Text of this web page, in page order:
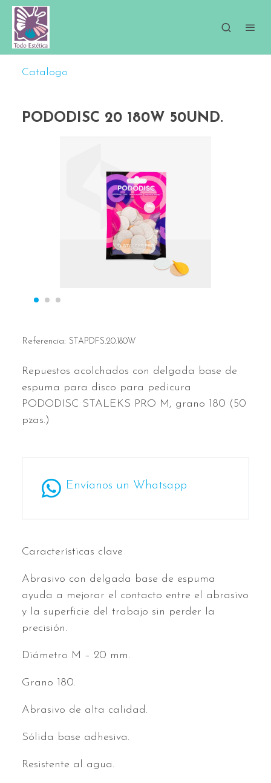
Catalogo
PODODISC 20 180W 50UND.
Referencia: STAPDFS.20.180W
Repuestos acolchados con delgada base de
espuma para disco para pedicura
PODODISC STALEKS PRO M, grano 180 (50
pzas.)
Envíanos un Whatsapp
Características clave
Abrasivo con delgada base de espuma
ayuda a mejorar el contacto entre el abrasivo
y la superficie del trabajo sin perder la
precisión.
Diámetro M – 20 mm.
Grano 180.
Abrasivo de alta calidad.
Sólida base adhesiva.
Resistente al agua.